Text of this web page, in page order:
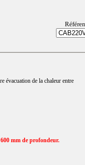
évacuation de la chaleur entre
mm de profondeur.